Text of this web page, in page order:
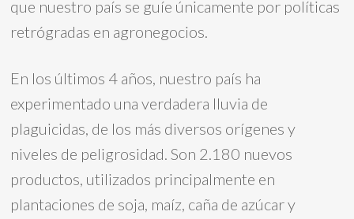
que nuestro país se guíe únicamente por políticas
retrógradas en agronegocios.
En los últimos 4 años, nuestro país ha
experimentado una verdadera lluvia de
plaguicidas, de los más diversos orígenes y
niveles de peligrosidad. Son 2.180 nuevos
productos, utilizados principalmente en
plantaciones de soja, maíz, caña de azúcar y